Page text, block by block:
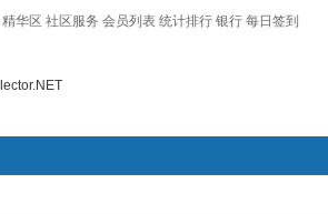
精华区 社区服务 会员列表 统计排行 银行 每日签到